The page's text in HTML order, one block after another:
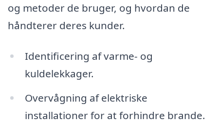
og metoder de bruger, og hvordan de
håndterer deres kunder.
Identificering af varme- og
kuldelekkager.
Overvågning af elektriske
installationer for at forhindre brande.